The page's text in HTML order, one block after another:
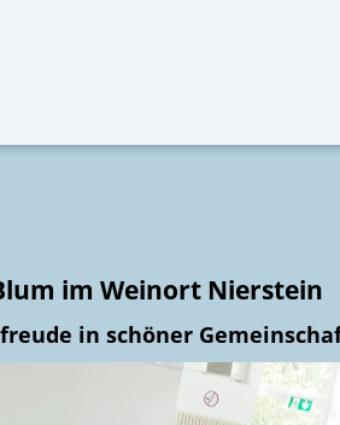
im Weinort Nierstein
in schöner